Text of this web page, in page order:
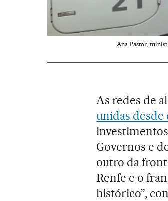
Ana Pastor,
As redes de
unidas desde
Governos e
outro da
Renfe e o
histórico”,